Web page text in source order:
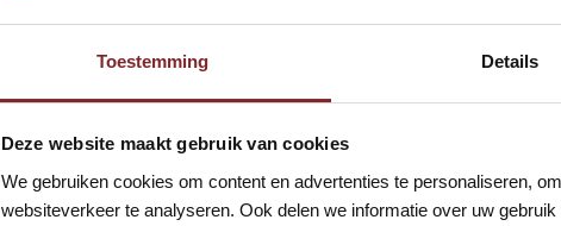
Toestemming Details
Deze website maakt gebruik van cookies
We gebruiken cookies om content en advertenties te personaliseren,
websiteverkeer te analyseren. Ook delen we informatie over uw